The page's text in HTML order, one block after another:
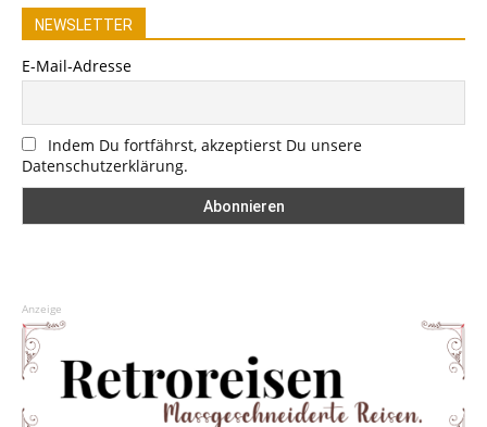
NEWSLETTER
E-Mail-Adresse
Indem Du fortfährst, akzeptierst Du unsere
Datenschutzerklärung.
Anzeige